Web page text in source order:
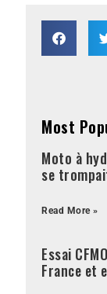
Most
Moto à
se
Read More »
Essai
France et